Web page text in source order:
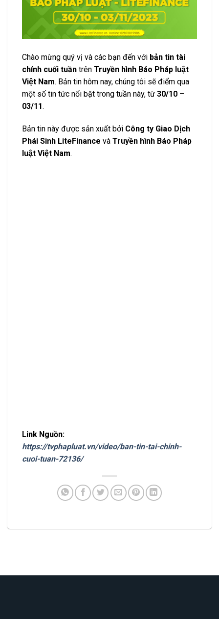
Chào mừng quý vị và các bạn đến với bản tin tài
chính cuối tuần trên Truyền hình Báo Pháp luật
Việt Nam. Bản tin hôm nay, chúng tôi sẽ điểm qua
một số tin tức nổi bật trong tuần này, từ 30/10 –
03/11.
Bản tin này được sản xuất bởi Công ty Giao Dịch
Phái Sinh LiteFinance và Truyền hình Báo Pháp
luật Việt Nam.
Link Nguồn:
https://tvphapluat.vn/video/ban-tin-tai-chinh-
cuoi-tuan-72136/